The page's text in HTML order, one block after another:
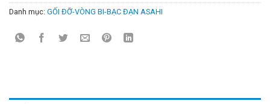
Danh mục: GỐI ĐỠ-VÒNG BI-BẠC ĐẠN ASAHI